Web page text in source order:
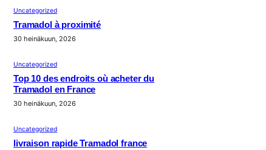
Uncategorized
Tramadol à proximité
30 heinäkuun, 2026
Uncategorized
Top 10 des endroits où acheter du
Tramadol en France
30 heinäkuun, 2026
Uncategorized
livraison rapide Tramadol france